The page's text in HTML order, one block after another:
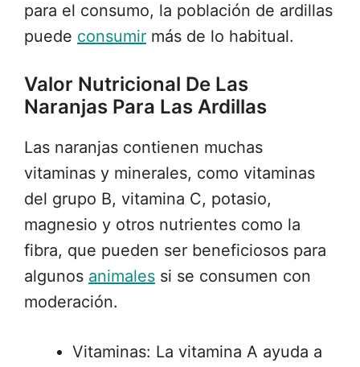
para el consumo, la población de ardillas
puede consumir más de lo habitual.
Valor Nutricional De Las
Naranjas Para Las Ardillas
Las naranjas contienen muchas
vitaminas y minerales, como vitaminas
del grupo B, vitamina C, potasio,
magnesio y otros nutrientes como la
fibra, que pueden ser beneficiosos para
algunos animales si se consumen con
moderación.
Vitaminas: La vitamina A ayuda a